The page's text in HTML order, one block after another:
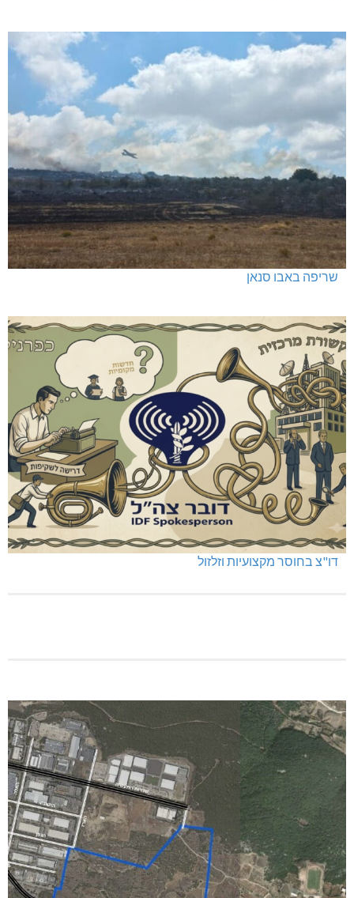
כפר ורדים: סברס למען הדמוקרטיה
שריפה באבו סנאן